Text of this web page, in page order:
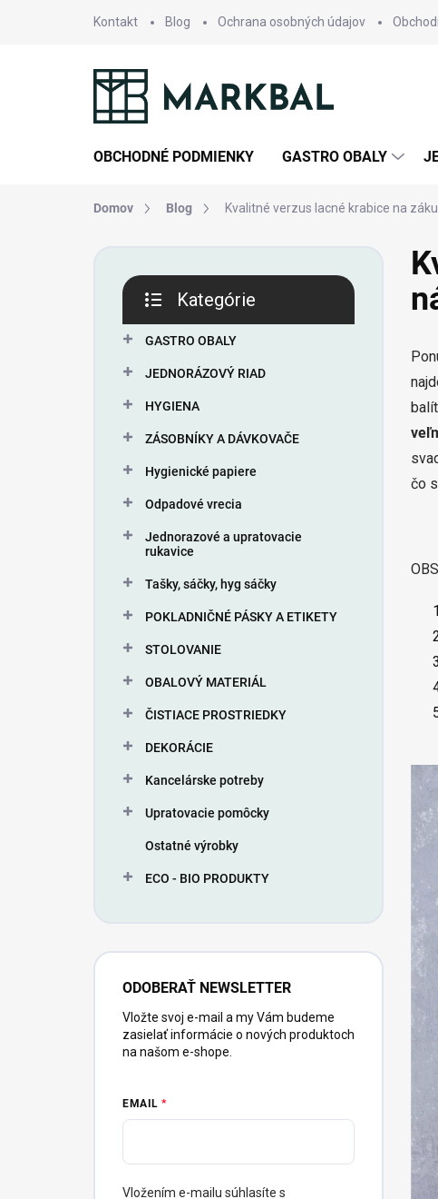
Kontakt Blog Ochrana osobných údajov
OBCHODNÉ PODMIENKY GASTRO OBALY
Domov Blog Kvalitné verzus lacné krabice na
Preskočiť
kategórie
Kategórie
GASTRO OBALY
JEDNORÁZOVÝ RIAD
HYGIENA
ZÁSOBNÍKY A DÁVKOVAČE
Hygienické papiere
Odpadové vrecia
Jednorazové a upratovacie
rukavice
Tašky, sáčky, hyg sáčky
POKLADNIČNÉ PÁSKY A ETIKETY
STOLOVANIE
OBALOVÝ MATERIÁL
ČISTIACE PROSTRIEDKY
DEKORÁCIE
Kancelárske potreby
Upratovacie pomôcky
Ostatné výrobky
ECO - BIO PRODUKTY
ODOBERAŤ NEWSLETTER
Vložte svoj e-mail a my Vám budeme
zasielať informácie o nových produktoch
na našom e-shope.
EMAIL
Vložením e-mailu súhlasíte s
čo